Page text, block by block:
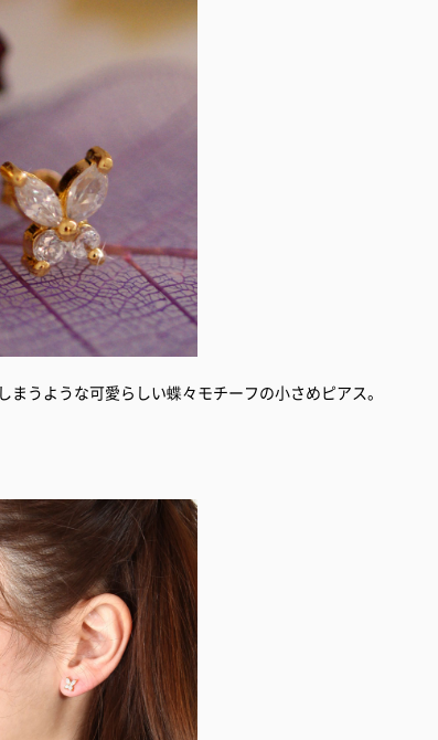
うような可愛らしい蝶々モチーフの小さめピアス。